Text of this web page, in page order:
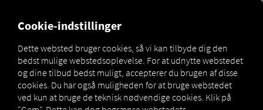
Glossar Was ist die FIN?
FIN
Cookie-indstillinger
Dette websted bruger cookies, så vi kan tilbyde dig den
bedst mulige webstedsoplevelse. For at udnytte webstedet
og dine tilbud bedst muligt, accepterer du brugen af ​​disse
cookies. Du har også muligheden for at bruge webstedet
ved kun at bruge de teknisk nødvendige cookies. Klik på